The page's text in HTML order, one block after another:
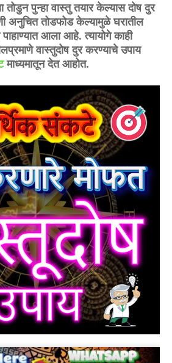
तोडुन पुन्हा वास्तु तयार केल्यास दोष दुर
अनुचित तोडफोड केल्यामुळे घरातील
आला आहे. त्यायोगे काही
वास्तुदोष दुर करण्याचे उपाय
माध्यमातून देत आहोत.